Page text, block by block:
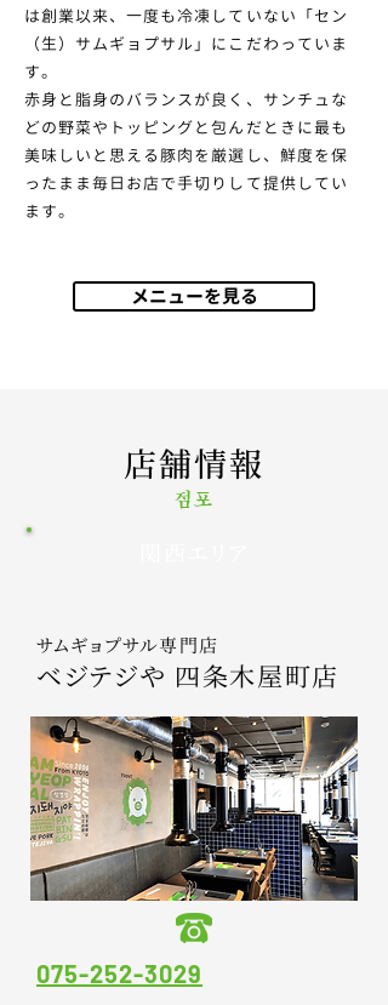
は創業以来、一度も冷凍していない「セン
（生）サムギョプサル」にこだわっていま
す。
赤身と脂身のバランスが良く、サンチュな
どの野菜やトッピングと包んだときに最も
美味しいと思える豚肉を厳選し、 鮮度を保
ったまま毎日お店で手切りして提供してい
ます。
メニューを見る
店舗情報
점포
サムギョプサル専門店
ベジテジや 四条木屋町店
075-252-3029